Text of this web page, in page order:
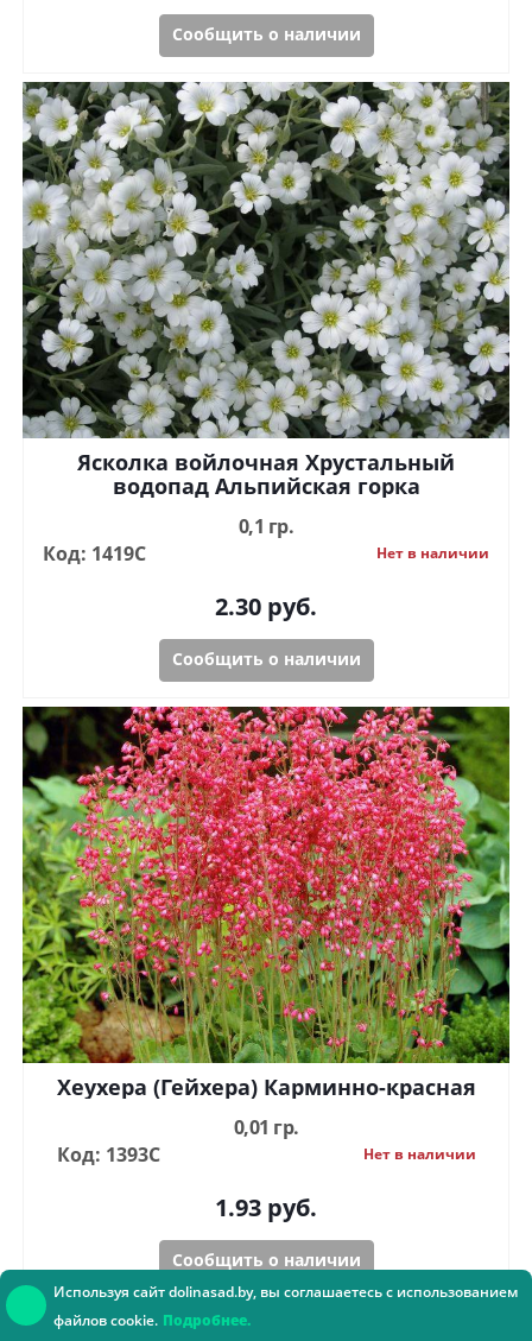
Сообщить о наличии
Ясколка войлочная Хрустальный
водопад Альпийская горка
0,1 гр.
Код: 1419С
Нет в наличии
2.30 руб.
Сообщить о наличии
Хеухера (Гейхера) Карминно-красная
0,01 гр.
Код: 1393С
Нет в наличии
1.93 руб.
Сообщить о наличии
Используя сайт dolinasad.by, вы соглашаетесь с использованием
файлов cookie. Подробнее.